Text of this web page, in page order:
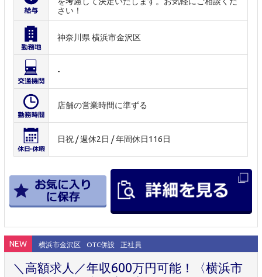
さい！
神奈川県 横浜市金沢区
-
店舗の営業時間に準ずる
日祝 / 週休2日 / 年間休日116日
NEW 横浜市金沢区 OTC併設 正社員
＼高額求人／年収600万円可能！〈横浜市